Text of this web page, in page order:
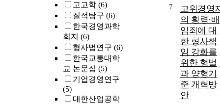
고고학 (6)
질적탐구 (6)
한국경영과학
회지 (6)
형사법연구 (6)
한국교통대학
교 논문집 (5)
기업경영연구
(5)
대한산업공학
7
고위경영
의 횡령·배
임죄에 대
한 형사책
임 강화를
위한 형벌
과 양형기
준 개혁방
안